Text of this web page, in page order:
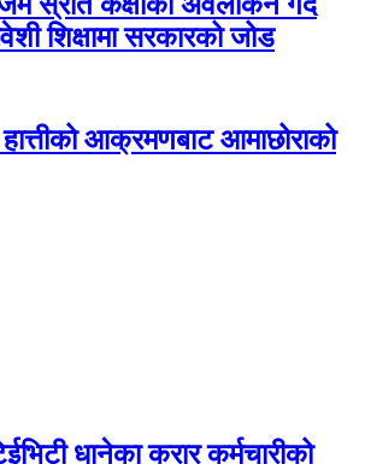
शिक्षामा सरकारको जोड
आक्रमणबाट आमाछोराको
धानेका करार कर्मचारीको